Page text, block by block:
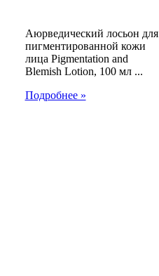
Аюрведический лосьон для
пигментированной кожи
лица Pigmentation and
Blemish Lotion, 100 мл ...
Подробнее »